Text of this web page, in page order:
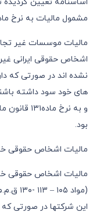
مشمول مالیات به نرخ ماده ١٣١ خواهد
مالیات موسسات غیر
اشخاص حقوقی ایرانی
نشده اند در صورتی که
های خود سود داشته
و به نرخ
بود.
مالیات اشخاص حقوقی
مالیات اشخاص حقوقی
(مواد ١٠٥ – ١١٣ -١٣٠ ق.م.م)
این شرکتها در صورتی که